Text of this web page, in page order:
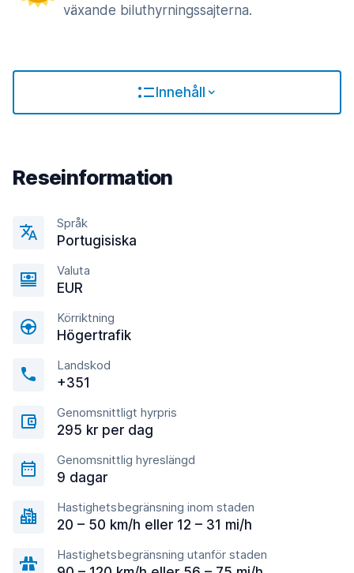
växande biluthyrningssajterna.
Innehåll
Reseinformation
Språk
Portugisiska
Valuta
EUR
Körriktning
Högertrafik
Landskod
+351
Genomsnittligt hyrpris
295 kr per dag
Genomsnittlig hyreslängd
9 dagar
Hastighetsbegränsning inom staden
20 – 50 km/h eller 12 – 31 mi/h
Hastighetsbegränsning utanför staden